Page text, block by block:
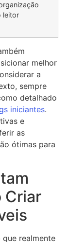
leitor
melhor
a
sempre
detalhado
iniciantes.
e
as
ótimas para
Criar
que realmente